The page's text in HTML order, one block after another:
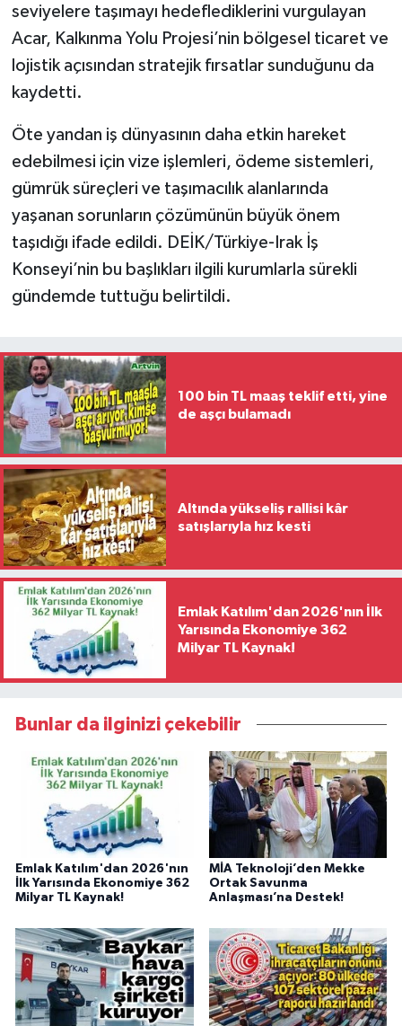
seviyelere taşımayı hedeflediklerini vurgulayan
Acar, Kalkınma Yolu Projesi’nin bölgesel ticaret ve
lojistik açısından stratejik fırsatlar sunduğunu da
kaydetti.
Öte yandan iş dünyasının daha etkin hareket
edebilmesi için vize işlemleri, ödeme sistemleri,
gümrük süreçleri ve taşımacılık alanlarında
yaşanan sorunların çözümünün büyük önem
taşıdığı ifade edildi. DEİK/Türkiye-Irak İş
Konseyi’nin bu başlıkları ilgili kurumlarla sürekli
gündemde tuttuğu belirtildi.
100 bin TL maaş teklif etti, yine
de aşçı bulamadı
Altında yükseliş rallisi kâr
satışlarıyla hız kesti
Emlak Katılım'dan 2026'nın İlk
Yarısında Ekonomiye 362
Milyar TL Kaynak!
Bunlar da ilginizi çekebilir
Emlak Katılım'dan 2026'nın
İlk Yarısında Ekonomiye 362
Milyar TL Kaynak!
MİA Teknoloji’den Mekke
Ortak Savunma
Anlaşması’na Destek!